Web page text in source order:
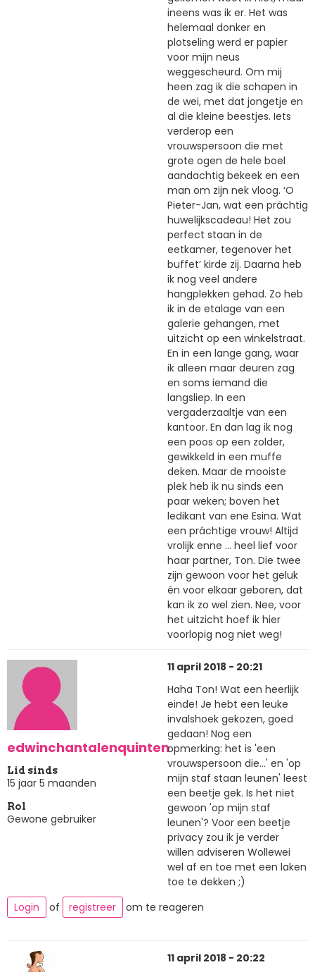
ineens was ik er. Het was
helemaal donker en
plotseling werd er papier
voor mijn neus
weggescheurd. Om mij
heen zag ik die schapen in
de wei, met dat jongetje en
al die kleine beestjes. Iets
verderop een
vrouwspersoon die met
grote ogen de hele boel
aandachtig bekeek en een
man om zijn nek vloog. ‘O
Pieter-Jan, wat een práchtig
huwelijkscadeau! Het zou
perfect staan in de
eetkamer, tegenover het
buffet’ kirde zij. Daarna heb
ik nog veel andere
hangplekken gehad. Zo heb
ik in de etalage van een
galerie gehangen, met
uitzicht op een winkelstraat.
En in een lange gang, waar
ik alleen maar deuren zag
en soms iemand die
langsliep. In een
vergaderzaaltje van een
kantoor. En dan lag ik nog
een poos op een zolder,
gewikkeld in een muffe
deken. Maar de mooiste
plek heb ik nu sinds een
paar weken; boven het
ledikant van ene Esina. Wat
een práchtige vrouw! Altijd
vrolijk enne … heel lief voor
haar partner, Ton. Die twee
zijn gewoon voor het geluk
én voor elkaar geboren, dat
kan ik zo wel zien. Nee, voor
het uitzicht hoef ik hier
voorlopig nog niet weg!
edwinchantalenquinten
Lid sinds
15 jaar 5 maanden
Rol
Gewone gebruiker
11 april 2018 - 20:21
Haha Ton! Wat een heerlijk
einde! Je hebt een leuke
invalshoek gekozen, goed
gedaan! Nog een
opmerking: het is 'een
vrouwspersoon die...' en 'op
mijn staf staan leunen' leest
een beetje gek. Is het niet
gewoon 'op mijn staf
leunen'? Voor een beetje
privacy zou ik je verder
willen adviseren Wollewei
wel af en toe met een laken
toe te dekken ;)
Login
of registreer om te reageren
11 april 2018 - 20:22